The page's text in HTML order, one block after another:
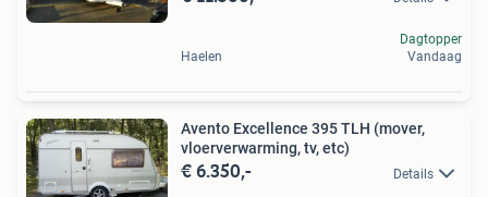
Haelen
Dagtopper
Vandaag
Avento Excellence 395 TLH (mover,
vloerverwarming, tv, etc)
€ 6.350,- Details